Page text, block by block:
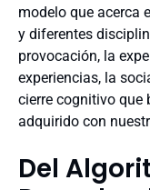
modelo que acerca
y diferentes
provocación, la
experiencias, la
cierre cognitivo que
adquirido con
Del